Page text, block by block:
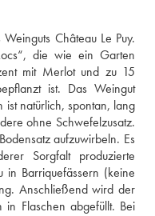
Château Le Puy.
die wie ein Garten
mit Merlot und zu 15
ist. Das Weingut
ist natürlich, spontan, lang
ohne Schwefelzusatz.
aufzuwirbeln. Es
Sorgfalt produzierte
in Barriquefässern (keine
Anschließend wird der
Flaschen abgefüllt. Bei